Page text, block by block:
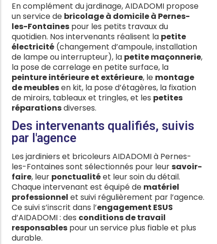
En complément du jardinage, AIDADOMI propose
un service de bricolage à domicile à Pernes-
les-Fontaines pour les petits travaux du
quotidien. Nos intervenants réalisent la petite
électricité (changement d’ampoule, installation
de lampe ou interrupteur), la petite maçonnerie,
la pose de carrelage en petite surface, la
peinture intérieure et extérieure, le montage
de meublesen kit, la pose d’étagères, la fixation
de miroirs, tableaux et tringles, et les petites
réparationsdiverses.
Des intervenants qualifiés, suivis
par l'agence
Les jardiniers et bricoleurs AIDADOMI à Pernes-
les-Fontaines sont sélectionnés pour leursavoir-
faire, leur ponctualitéet leur soin du détail.
Chaque intervenant est équipé de matériel
professionnel et suivi régulièrement par l’agence.
Ce suivi s’inscrit dans l’engagement ESUS
d’AIDADOMI : des conditions de travail
responsables pour un service plus fiable et plus
durable.